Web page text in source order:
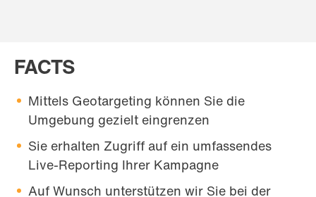
FACTS
Mittels Geotargeting können Sie die
Umgebung gezielt eingrenzen
Sie erhalten Zugriff auf ein umfassendes
Live-Reporting Ihrer Kampagne
Auf Wunsch unterstützen wir Sie bei der